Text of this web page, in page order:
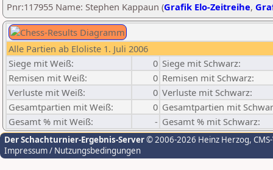
Pnr:117955 Name: Stephen Kappaun (Grafik Elo-Zeitreihe,
Alle Partien ab Eloliste 1. Juli 2006
Siege mit Weiß:
0 Siege mit Schwarz:
Remisen mit Weiß:
0 Remisen mit Schwarz:
Verluste mit Weiß:
0 Verluste mit Schwarz:
Gesamtpartien mit Weiß:
0 Gesamtpartien mit
Gesamt % mit Weiß:
- Gesamt % mit Schwarz:
Der Schachturnier-Ergebnis-Server© 2006-2026 Heinz Herzog,
Impressum / Nutzungsbedingungen